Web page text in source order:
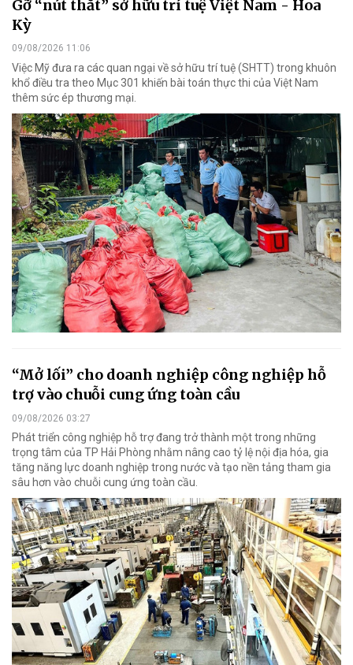
Gỡ “nút thắt” sở hữu trí tuệ Việt Nam - Hoa
Kỳ
09/08/2026 11:06
Việc Mỹ đưa ra các quan ngại về sở hữu trí tuệ (SHTT) trong khuôn
khổ điều tra theo Mục 301 khiến bài toán thực thi của Việt Nam
thêm sức ép thương mại.
“Mở lối” cho doanh nghiệp công nghiệp hỗ
trợ vào chuỗi cung ứng toàn cầu
09/08/2026 03:27
Phát triển công nghiệp hỗ trợ đang trở thành một trong những
trọng tâm của TP Hải Phòng nhằm nâng cao tỷ lệ nội địa hóa, gia
tăng năng lực doanh nghiệp trong nước và tạo nền tảng tham gia
sâu hơn vào chuỗi cung ứng toàn cầu.